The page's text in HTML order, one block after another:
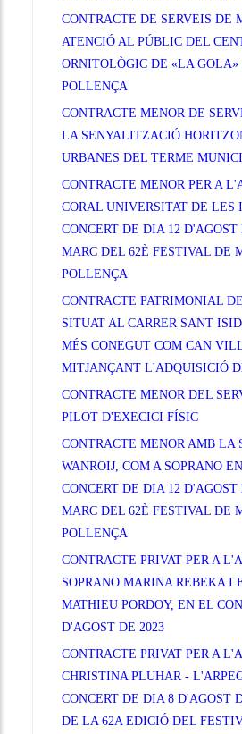
CONTRACTE DE SERVEIS DE
ATENCIÓ AL PÚBLIC DEL
ORNITOLÒGIC DE «LA GOLA»
POLLENÇA
CONTRACTE MENOR DE
LA SENYALITZACIÓ
URBANES DEL TERME
CONTRACTE MENOR PER A
CORAL UNIVERSITAT DE LES
CONCERT DE DIA 12 D'AGOST
MARC DEL 62È FESTIVAL DE
POLLENÇA
CONTRACTE PATRIMONIAL
SITUAT AL CARRER SANT
MÉS CONEGUT COM CAN
MITJANÇANT L'ADQUISICIÓ
CONTRACTE MENOR DEL
PILOT D'EXECICI FÍSIC
CONTRACTE MENOR AMB LA
WANROIJ, COM A SOPRANO
CONCERT DE DIA 12 D'AGOST
MARC DEL 62È FESTIVAL DE
POLLENÇA
CONTRACTE PRIVAT PER A
SOPRANO MARINA REBEKA I
MATHIEU PORDOY, EN EL
D'AGOST DE 2023
CONTRACTE PRIVAT PER A
CHRISTINA PLUHAR -
CONCERT DE DIA 8 D'AGOST
DE LA 62A EDICIÓ DEL